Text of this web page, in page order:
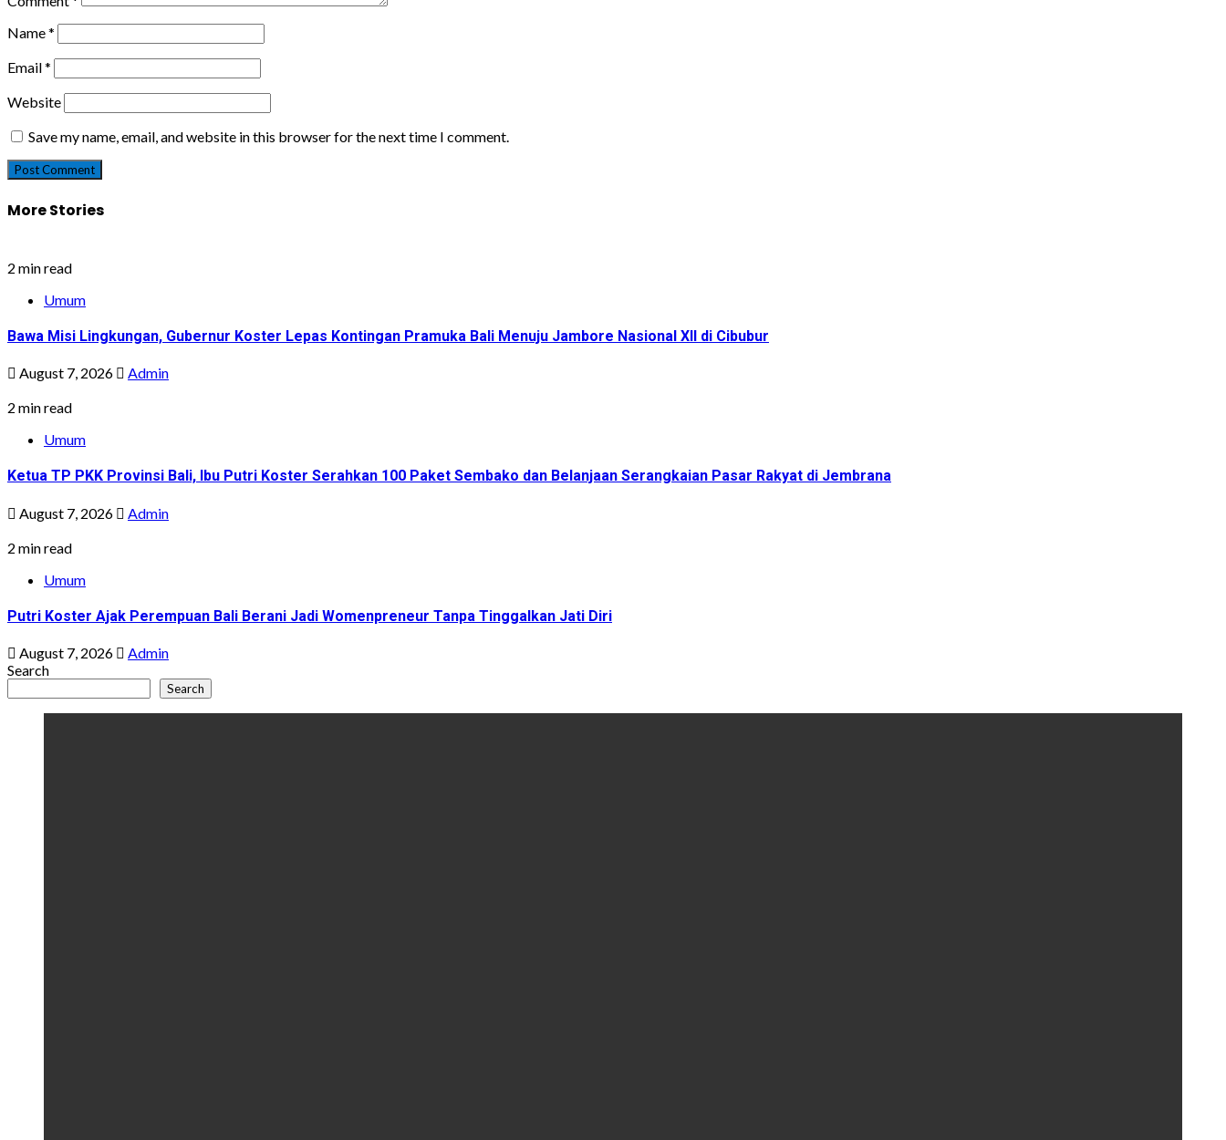
Name*
Email*
Website
Save my name, email, and website in this browser for the next time I comment.
More Stories
2 min read
Umum
Bawa Misi Lingkungan, Gubernur Koster Lepas Kontingan Pramuka Bali Menuju Jambore Nasional XII di Cibubur
August 7, 2026
Admin
2 min read
Umum
Ketua TP PKK Provinsi Bali, Ibu Putri Koster Serahkan 100 Paket Sembako dan Belanjaan Serangkaian Pasar Rakyat di Jembrana
August 7, 2026
Admin
2 min read
Umum
Putri Koster Ajak Perempuan Bali Berani Jadi Womenpreneur Tanpa Tinggalkan Jati Diri
August 7, 2026
Admin
Search
Search